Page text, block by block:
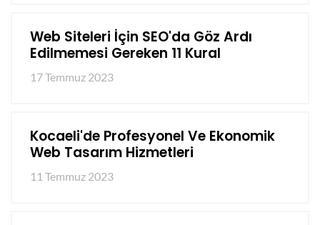
Web Siteleri İçin SEO'da Göz Ardı
Edilmemesi Gereken 11 Kural
17 Temmuz 2023
Kocaeli'de Profesyonel Ve Ekonomik
Web Tasarım Hizmetleri
11 Temmuz 2023